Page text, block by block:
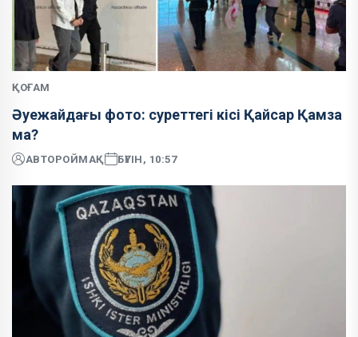
ҚОҒАМ
Әуежайдағы фото: суреттегі кісі Қайсар Қамза
ма?
АВТОРОЙМАҚ БҮГІН, 10:57